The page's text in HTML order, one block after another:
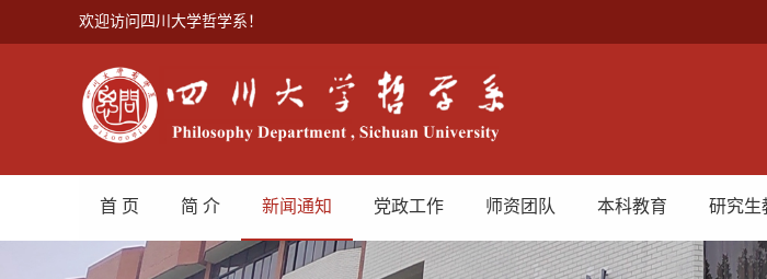
欢迎访问四川大学哲学系！
首 页 简 介 新闻通知 党政工作 师资团队 本科教育 研究生